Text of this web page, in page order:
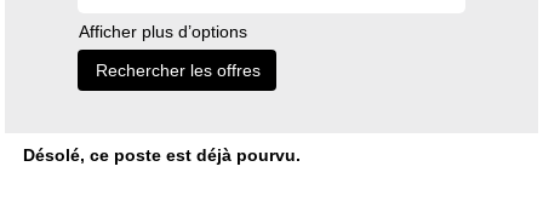
Afficher plus d’options
Désolé, ce poste est déjà pourvu.